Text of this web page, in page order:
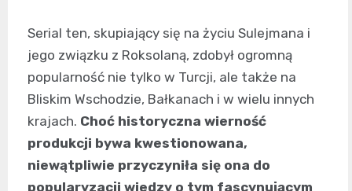
Serial ten, skupiający się na życiu Sulejmana i
jego związku z Roksolaną, zdobył ogromną
popularność nie tylko w Turcji, ale także na
Bliskim Wschodzie, Bałkanach i w wielu innych
krajach. Choć historyczna wierność
produkcji bywa kwestionowana,
niewątpliwie przyczyniła się ona do
popularyzacji wiedzy o tym fascynującym